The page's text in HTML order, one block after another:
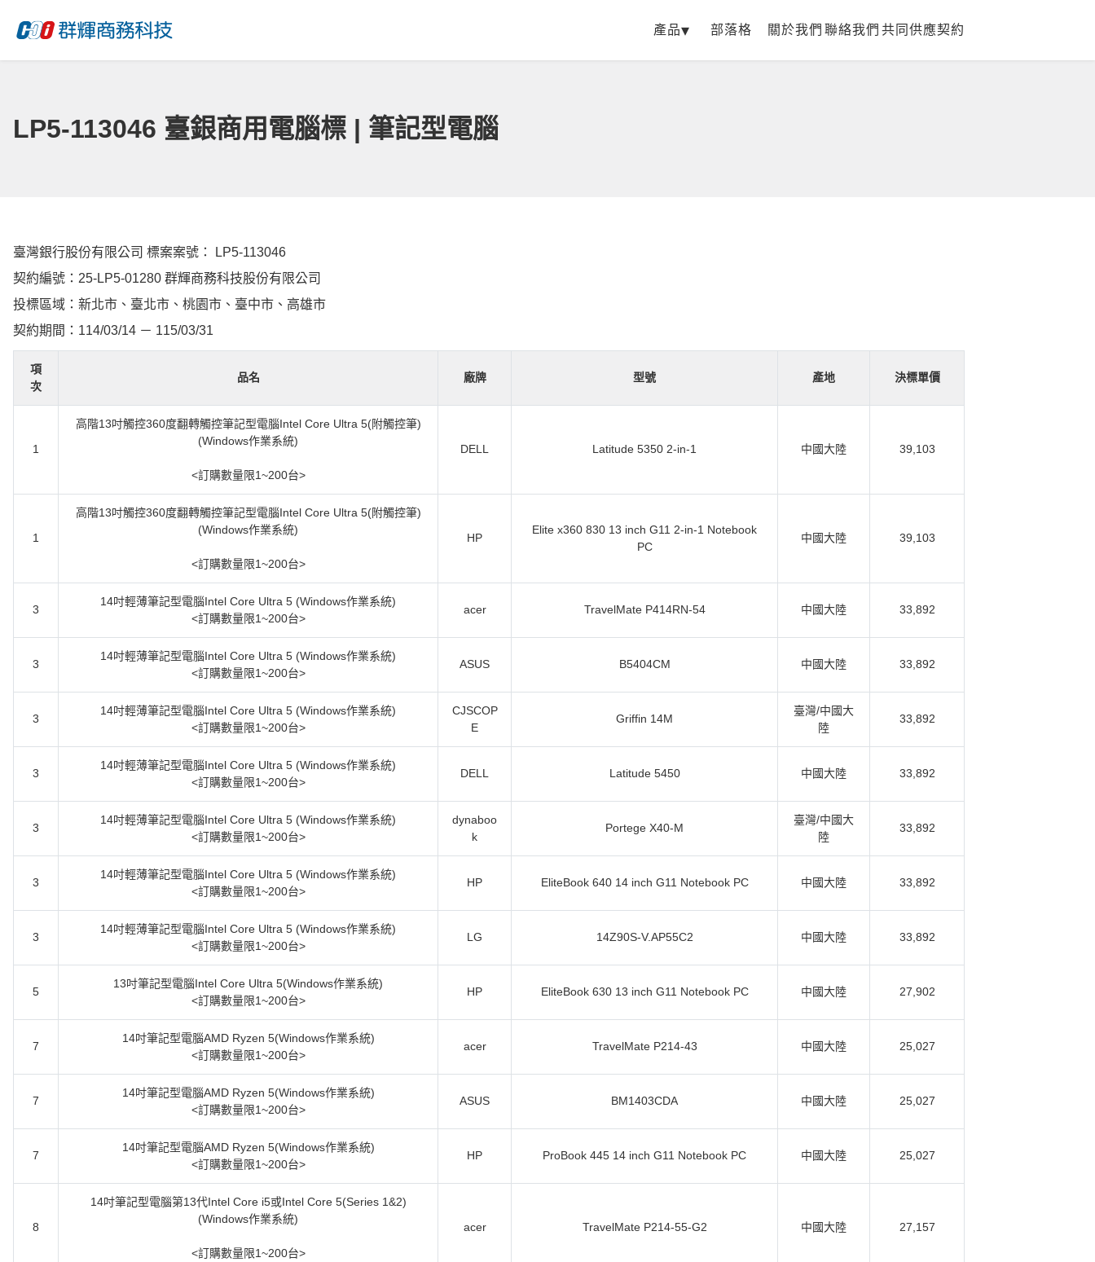
產品 部落格 關於我們 聯絡我們 共同供應契約
LP5-113046 臺銀商用電腦標 | 筆記型電腦
臺灣銀行股份有限公司 標案案號： LP5-113046
契約編號：25-LP5-01280 群輝商務科技股份有限公司
投標區域：新北市、臺北市、桃園市、臺中市、高雄市
契約期間：114/03/14 － 115/03/31
項
次
品名 廠牌 型號 產地 決標單價
1
高階13吋觸控360度翻轉觸控筆記型電腦Intel Core Ultra 5(附觸控筆)
(Windows作業系統)
<訂購數量限1~200台>
DELL Latitude 5350 2-in-1 中國大陸 39,103
1
高階13吋觸控360度翻轉觸控筆記型電腦Intel Core Ultra 5(附觸控筆)
(Windows作業系統)
<訂購數量限1~200台>
HP
Elite x360 830 13 inch G11 2-in-1 Notebook
PC
中國大陸 39,103
3
14吋輕薄筆記型電腦Intel Core Ultra 5 (Windows作業系統)
<訂購數量限1~200台>
acer TravelMate P414RN-54 中國大陸 33,892
3
14吋輕薄筆記型電腦Intel Core Ultra 5 (Windows作業系統)
<訂購數量限1~200台>
ASUS B5404CM 中國大陸 33,892
3
14吋輕薄筆記型電腦Intel Core Ultra 5 (Windows作業系統)
<訂購數量限1~200台>
CJSCOP
E
Griffin 14M
臺灣/中國大
陸
33,892
3
14吋輕薄筆記型電腦Intel Core Ultra 5 (Windows作業系統)
<訂購數量限1~200台>
DELL Latitude 5450 中國大陸 33,892
3
14吋輕薄筆記型電腦Intel Core Ultra 5 (Windows作業系統)
<訂購數量限1~200台>
dynaboo
k
Portege X40-M
臺灣/中國大
陸
33,892
3
14吋輕薄筆記型電腦Intel Core Ultra 5 (Windows作業系統)
<訂購數量限1~200台>
HP EliteBook 640 14 inch G11 Notebook PC 中國大陸 33,892
3
14吋輕薄筆記型電腦Intel Core Ultra 5 (Windows作業系統)
<訂購數量限1~200台>
LG 14Z90S-V.AP55C2 中國大陸 33,892
5
13吋筆記型電腦Intel Core Ultra 5(Windows作業系統)
<訂購數量限1~200台>
HP EliteBook 630 13 inch G11 Notebook PC 中國大陸 27,902
7
14吋筆記型電腦AMD Ryzen 5(Windows作業系統)
<訂購數量限1~200台>
acer TravelMate P214-43 中國大陸 25,027
7
14吋筆記型電腦AMD Ryzen 5(Windows作業系統)
<訂購數量限1~200台>
ASUS BM1403CDA 中國大陸 25,027
7
14吋筆記型電腦AMD Ryzen 5(Windows作業系統)
<訂購數量限1~200台>
HP ProBook 445 14 inch G11 Notebook PC 中國大陸 25,027
8
14吋筆記型電腦第13代Intel Core i5或Intel Core 5(Series 1&2)
(Windows作業系統)
<訂購數量限1~200台>
acer TravelMate P214-55-G2 中國大陸 27,157